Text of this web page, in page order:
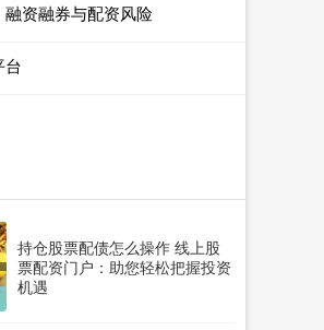
资融券与配资风险
台
持仓股票配债怎么操作 线上股
票配资门户：助您轻松把握投资
机遇